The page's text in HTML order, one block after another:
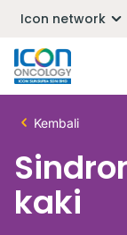
Icon network
Kembali
kaki